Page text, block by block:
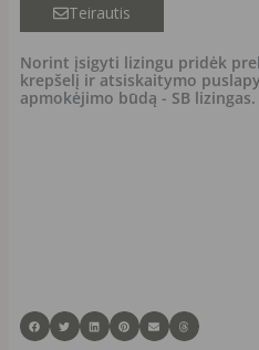
turkio
spalvos
Teirautis
Norint įsigyti lizingu pridėk
krepšelį ir atsiskaitymo
apmokėjimo būdą - SB lizingas.